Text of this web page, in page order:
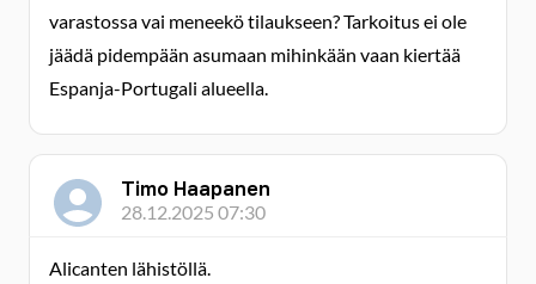
varastossa vai meneekö tilaukseen? Tarkoitus ei ole
jäädä pidempään asumaan mihinkään vaan kiertää
Espanja-Portugali alueella.
Timo Haapanen
28.12.2025 07:30
Alicanten lähistöllä.